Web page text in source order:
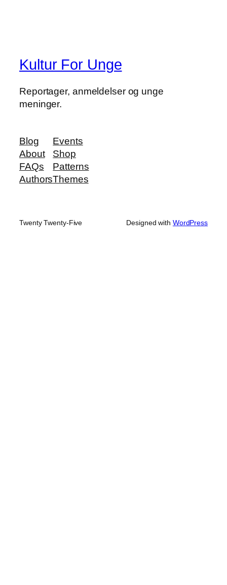
Kultur For Unge
Reportager, anmeldelser og unge
meninger.
Blog
About
FAQs
Authors
Events
Shop
Patterns
Themes
Twenty Twenty-Five Designed with WordPress